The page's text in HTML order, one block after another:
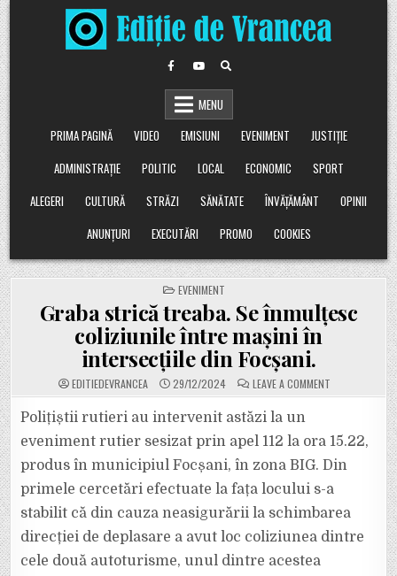
Skip
to
content
MENU
PRIMA PAGINĂ
VIDEO EMISIUNI EVENIMENT
JUSTIȚIE
ADMINISTRAȚIE
POLITIC LOCAL ECONOMIC
SPORT
ALEGERI
CULTURĂ STRĂZI SĂNĂTATE ÎNVĂȚĂMÂNT
OPINII
ANUNȚURI
EXECUTĂRI PROMO COOKIES
POSTED
IN
EVENIMENT
Graba strică treaba. Se înmulțesc
coliziunile între mașini în
intersecțiile din Focșani.
EDITIEDEVRANCEA 29/12/2024 LEAVE A COMMENTON
GRABA
ÎNMULȚESC
COLIZIUNILE
ÎNTRE
MAȘINI
INTERSECȚIILE
FOCȘANI.
Polițiștii rutieri au intervenit astăzi la un
eveniment rutier sesizat prin apel 112 la ora 15.22,
produs în municipiul Focșani, în zona BIG. Din
primele cercetări efectuate la fața locului s-a
stabilit că din cauza neasigurării la schimbarea
direcției de deplasare a avut loc coliziunea dintre
cele două autoturisme, unul dintre acestea